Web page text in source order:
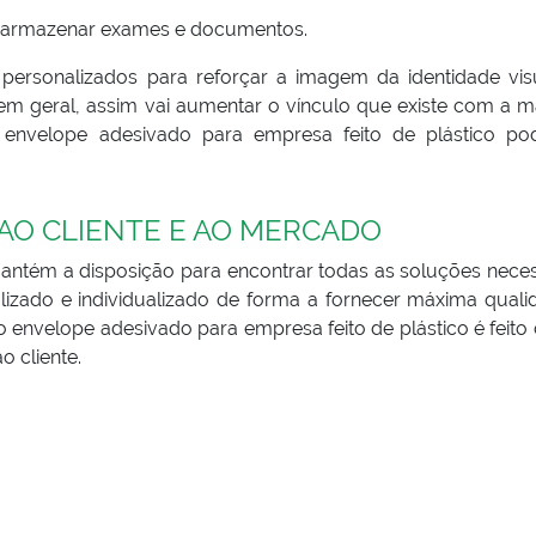
exames e documentos.
para reforçar a imagem da identidade
geral, assim vai aumentar o vínculo que existe com a
adesivado para empresa feito de plástico
CLIENTE E AO MERCADO
a disposição para encontrar todas as soluções
e individualizado de forma a fornecer máxima
adesivado para empresa feito de plástico é feito
cliente.